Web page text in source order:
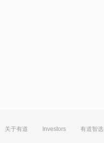
关于有道 Investors 有道智选